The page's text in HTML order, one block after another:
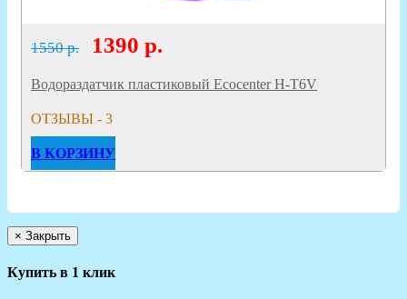
1550 р. 1390 р.
Водораздатчик пластиковый Ecocenter H-T6V
ОТЗЫВЫ - 3
В КОРЗИНУ
× Закрыть
Купить в 1 клик